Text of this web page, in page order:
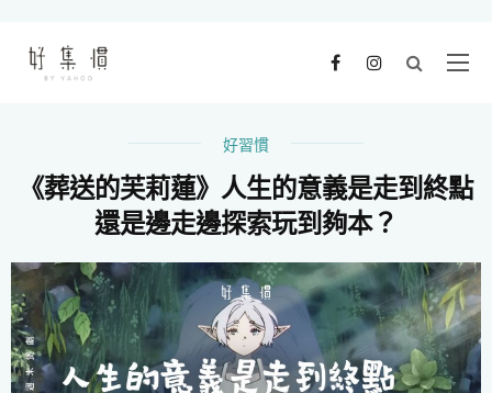
好習慣
《葬送的芙莉蓮》人生的意義是走到終點
還是邊走邊探索玩到夠本？